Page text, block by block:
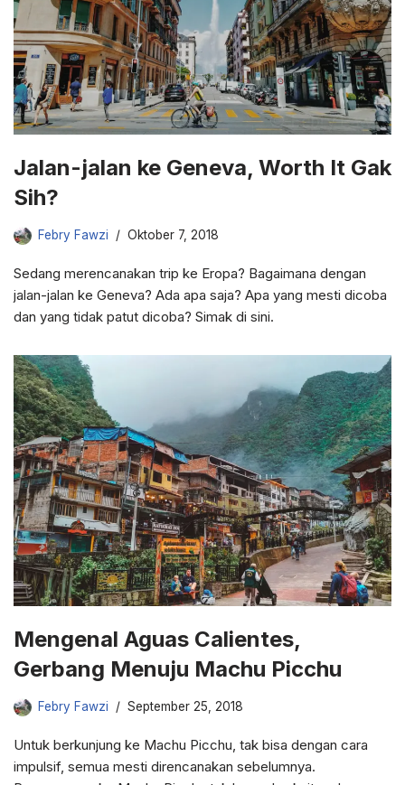
Jalan-jalan ke Geneva, Worth It Gak
Sih?
Febry Fawzi Oktober 7, 2018
Sedang merencanakan trip ke Eropa? Bagaimana dengan
jalan-jalan ke Geneva? Ada apa saja? Apa yang mesti dicoba
dan yang tidak patut dicoba? Simak di sini.
Mengenal Aguas Calientes,
Gerbang Menuju Machu Picchu
Febry Fawzi September 25, 2018
Untuk berkunjung ke Machu Picchu, tak bisa dengan cara
impulsif, semua mesti direncanakan sebelumnya.